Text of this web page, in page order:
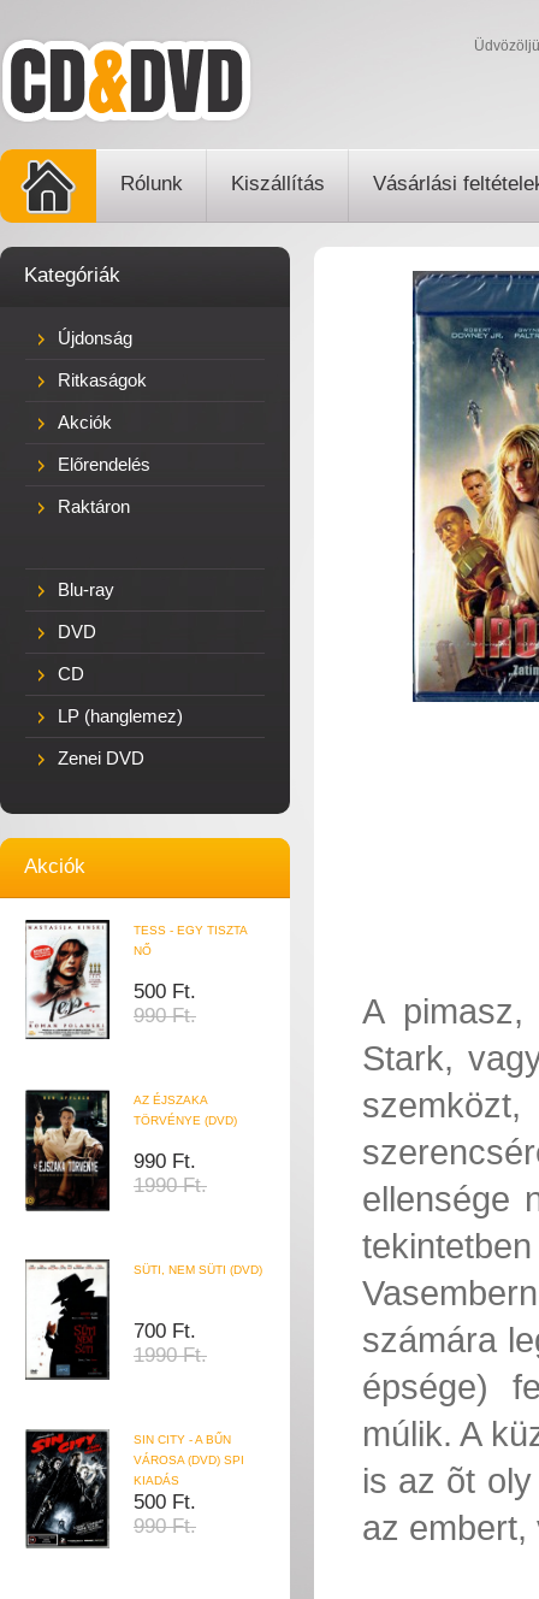
Rólunk Kiszállítás Vásárlási
Kategóriák
Újdonság
Ritkaságok
Akciók
Előrendelés
Raktáron
Blu-ray
DVD
CD
LP (hanglemez)
Zenei DVD
Akciók
TESS - EGY TISZTA
NŐ
500 Ft.
990 Ft.
AZ ÉJSZAKA
TÖRVÉNYE (DVD)
990 Ft.
1990 Ft.
SÜTI, NEM SÜTI (DVD)
700 Ft.
1990 Ft.
SIN CITY - A BŰN
VÁROSA (DVD) SPI
KIADÁS
500 Ft.
990 Ft.
A pimasz,
Stark,
ellensége
számára
épsége)
múlik. A
is az õt
az embert,